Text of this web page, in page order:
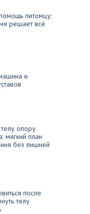
питомцу:
решает всё
и
опору
мягкий план
без лишней
после
телу